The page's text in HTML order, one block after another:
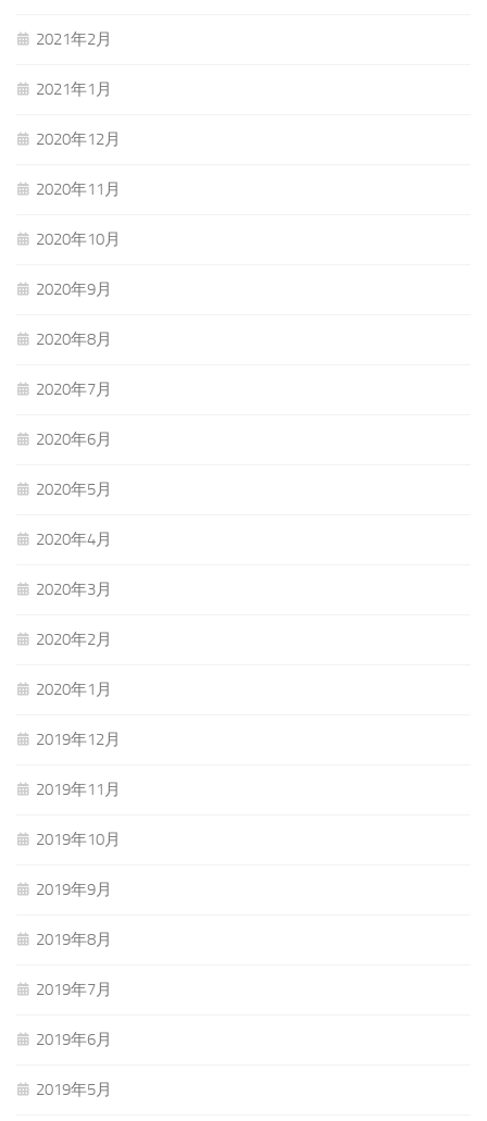
2021年2月
2021年1月
2020年12月
2020年11月
2020年10月
2020年9月
2020年8月
2020年7月
2020年6月
2020年5月
2020年4月
2020年3月
2020年2月
2020年1月
2019年12月
2019年11月
2019年10月
2019年9月
2019年8月
2019年7月
2019年6月
2019年5月